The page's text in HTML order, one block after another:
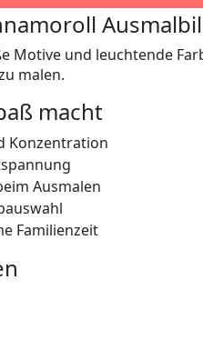
Motive und leuchtende
malen.
macht
Konzentration
Ausmalen
Familienzeit